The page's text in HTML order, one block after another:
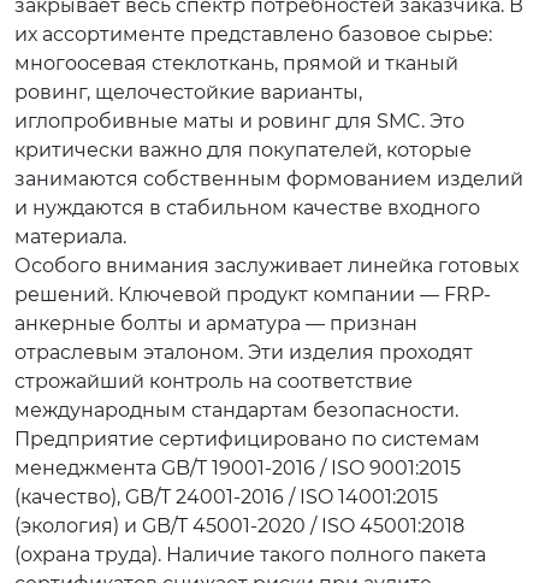
закрывает весь спектр потребностей заказчика. В
их ассортименте представлено базовое сырье:
многоосевая стеклоткань, прямой и тканый
ровинг, щелочестойкие варианты,
иглопробивные маты и ровинг для SMC. Это
критически важно для покупателей, которые
занимаются собственным формованием изделий
и нуждаются в стабильном качестве входного
материала.
Особого внимания заслуживает линейка готовых
решений. Ключевой продукт компании — FRP-
анкерные болты и арматура — признан
отраслевым эталоном. Эти изделия проходят
строжайший контроль на соответствие
международным стандартам безопасности.
Предприятие сертифицировано по системам
менеджмента GB/T 19001-2016 / ISO 9001:2015
(качество), GB/T 24001-2016 / ISO 14001:2015
(экология) и GB/T 45001-2020 / ISO 45001:2018
(охрана труда). Наличие такого полного пакета